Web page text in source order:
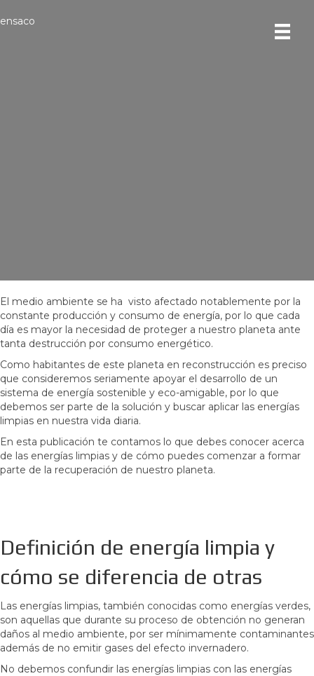
ensaco
El medio ambiente se ha visto afectado notablemente por la
constante producción y consumo de energía, por lo que cada
día es mayor la necesidad de proteger a nuestro planeta ante
tanta destrucción por consumo energético.
Como habitantes de este planeta en reconstrucción es preciso
que consideremos seriamente apoyar el desarrollo de un
sistema de energía sostenible y eco-amigable, por lo que
debemos ser parte de la solución y buscar aplicar las energías
limpias en nuestra vida diaria.
En esta publicación te contamos lo que debes conocer acerca
de las energías limpias y de cómo puedes comenzar a formar
parte de la recuperación de nuestro planeta.
Definición de energía limpia y
cómo se diferencia de otras
Las energías limpias, también conocidas como energías verdes,
son aquellas que durante su proceso de obtención no generan
daños al medio ambiente, por ser mínimamente contaminantes
además de no emitir gases del efecto invernadero.
No debemos confundir las energías limpias con las energías